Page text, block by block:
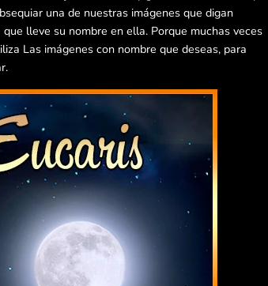
una de nuestras imágenes que digan
lleve su nombre en ella. Porque muchas veces
Las imágenes con nombre que deseas, para